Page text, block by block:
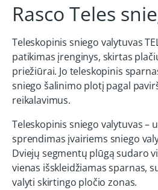
Rasco Teles
Teleskopinis sniego valytuvas
patikimas įrenginys, skirtas
priežiūrai. Jo teleskopinis
sniego šalinimo plotį pagal
reikalavimus.
Teleskopinis sniego valytuvas –
sprendimas įvairiems sniego
Dviejų segmentų plūgą sudaro
vienas išskleidžiamas sparnas,
valyti skirtingo pločio zonas.